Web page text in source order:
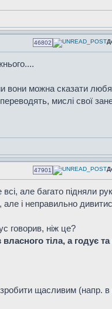
46802
вони можна сказати
мислі свої
47901
але багато підняли
і неправильно
говорив, ніж це?
тіла, а годує та
щасливим (напр.